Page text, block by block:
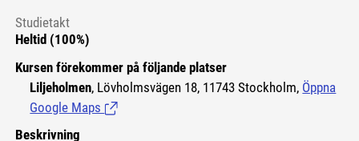
Studietakt
Heltid (100%)
Kursen förekommer på följande platser
Liljeholmen, Lövholmsvägen 18, 11743 Stockholm, Öppna
Google Maps (Länk till extern sida.)
Beskrivning